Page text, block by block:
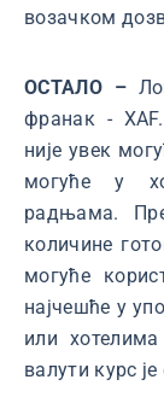
возачком
ОСТАЛО –
франак -
није увек
могуће у
радњама.
количине
могуће
најчешће у
или
валути курс